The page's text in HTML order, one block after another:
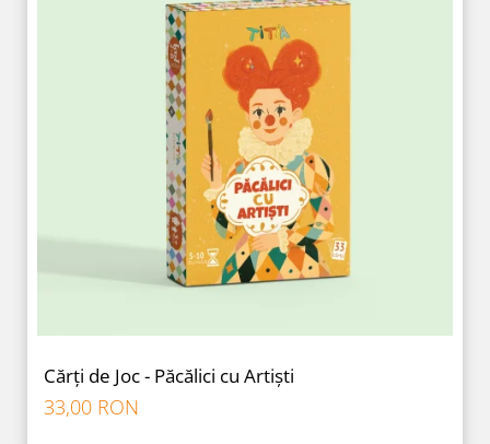
Cărți de Joc - Păcălici cu Artiști
33,00 RON